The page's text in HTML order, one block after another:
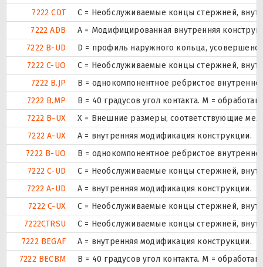
7222 CDT
С = Необслуживаемые концы стержней,
7222 ADB
A = Модифицированная внутренняя
7222 B-UD
D = профиль наружного кольца,
7222 C-UO
С = Необслуживаемые концы стержней,
7222 B.JP
B = однокомпонентное ребристое
7222 B.MP
B = 40 градусов угол контакта. M =
7222 B-UX
X = Внешние размеры, соответствующие
7222 A-UX
A = внутренняя модификация конструкции.
7222 B-UO
B = однокомпонентное ребристое
7222 C-UD
С = Необслуживаемые концы стержней,
7222 A-UD
A = внутренняя модификация конструкции.
7222 C-UX
С = Необслуживаемые концы стержней,
7222CTRSU
С = Необслуживаемые концы стержней,
7222 BEGAF
A = внутренняя модификация конструкции.
7222 BECBM
B = 40 градусов угол контакта. M =